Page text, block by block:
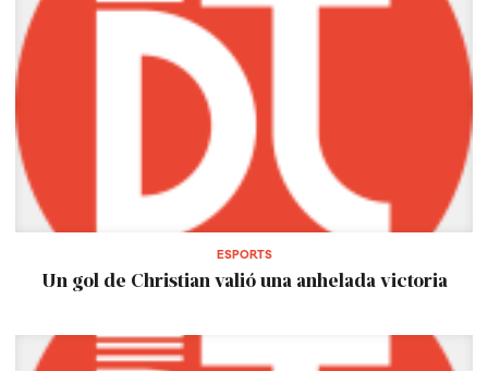
ESPORTS
Un gol de Christian valió una anhelada victoria